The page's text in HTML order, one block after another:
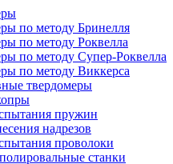
по методу Бринелля
по методу Роквелла
по методу Супер-Роквелла
по методу Виккерса
твердомеры
пружин
надрезов
проволоки
станки